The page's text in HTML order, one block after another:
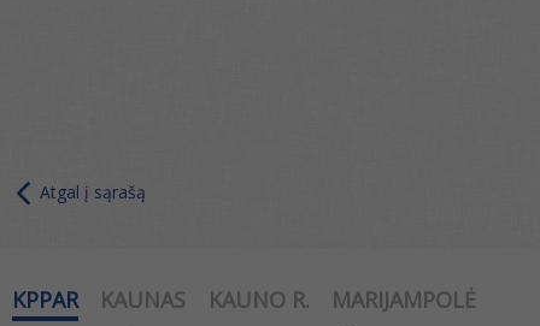
Atgal į sąrašą
KPPAR KAUNAS KAUNO R.
MARIJAMPOLĖ